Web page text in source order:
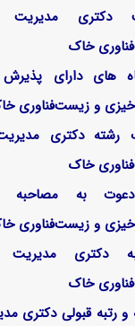
دکتری
خاک
های دارای
و زیست‌فناوری
رشته دکتری
خاک
دعوت به مصاحبه
و زیست‌فناوری
دکتری
خاک
و رتبه قبولی دکتری